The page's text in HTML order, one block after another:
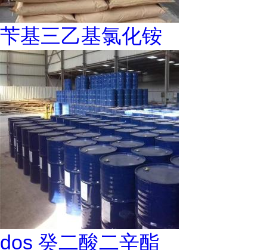
苄基三乙基氯化铵
dos 癸二酸二辛酯